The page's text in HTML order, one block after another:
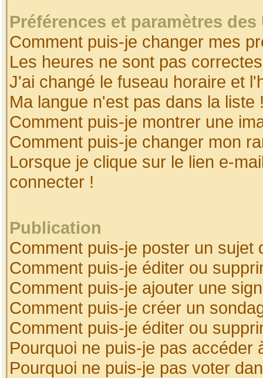
Préférences et paramètres
Comment puis-je changer mes
Les heures ne sont pas
J'ai changé le fuseau horaire et
Ma langue n'est pas dans la liste
Comment puis-je montrer une
Comment puis-je changer mon
Lorsque je clique sur le lien e-
connecter !
Publication
Comment puis-je poster un sujet
Comment puis-je éditer ou
Comment puis-je ajouter une
Comment puis-je créer un
Comment puis-je éditer ou
Pourquoi ne puis-je pas accéder
Pourquoi ne puis-je pas voter